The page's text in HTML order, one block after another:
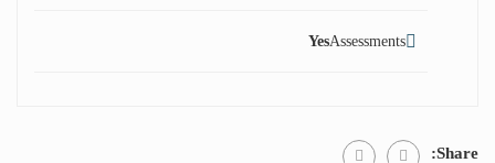
Assessments
Yes
Share: